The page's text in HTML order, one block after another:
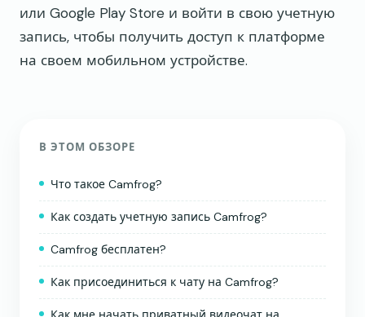
или Google Play Store и войти в свою учетную
запись, чтобы получить доступ к платформе
на своем мобильном устройстве.
В ЭТОМ ОБЗОРЕ
Что такое Camfrog?
Как создать учетную запись Camfrog?
Camfrog бесплатен?
Как присоединиться к чату на Camfrog?